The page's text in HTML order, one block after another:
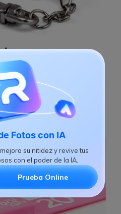
Fotos con IA
su nitidez y revive tus
con el poder de la IA.
Prueba Online
este tipo de memoria
Deberías considerar que
lo tanto, no lo debería
de eso, se ve "muy"